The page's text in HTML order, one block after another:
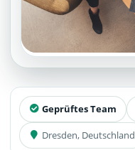
Geprüftes Team
Dresden, Deutschland